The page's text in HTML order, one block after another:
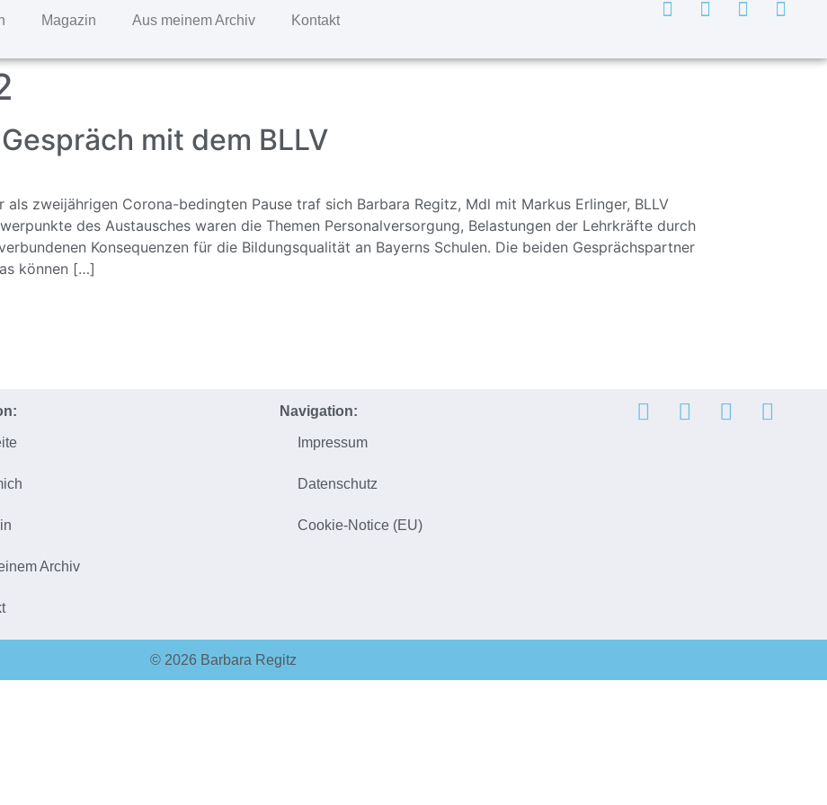
Magazin Aus meinem Archiv Kontakt
mit dem BLLV
zweijährigen Corona-bedingten Pause traf sich Barbara Regitz, Mdl mit Markus Erlinger, BLLV
des Austausches waren die Themen Personalversorgung, Belastungen der Lehrkräfte durch
Konsequenzen für die Bildungsqualität an Bayerns Schulen. Die beiden Gesprächspartner
können […]
Archiv
Navigation:
Impressum
Datenschutz
Cookie-Notice (EU)
© 2026 Barbara Regitz